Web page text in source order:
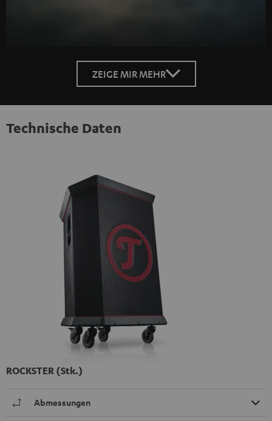
ZEIGE MIR MEHR
Technische Daten
ROCKSTER (Stk.)
Abmessungen